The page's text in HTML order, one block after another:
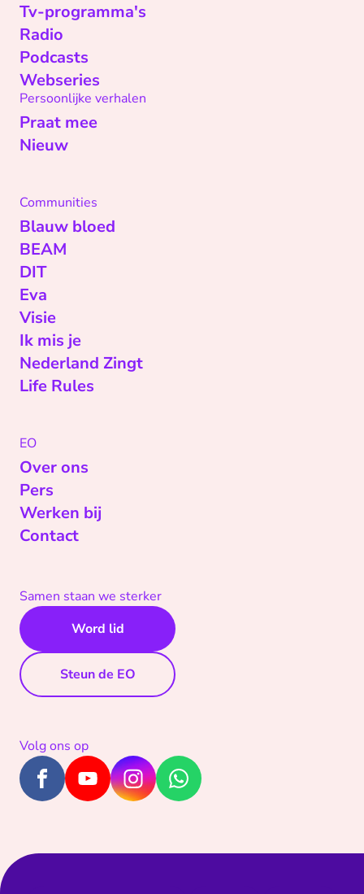
Tv-programma's
Radio
Podcasts
Webseries
Persoonlijke verhalen
Praat mee
Nieuw
Communities
Blauw bloed
BEAM
DIT
Eva
Visie
Ik mis je
Nederland Zingt
Life Rules
EO
Over ons
Pers
Werken bij
Contact
Samen staan we sterker
Word lid
Steun de EO
Volg ons op